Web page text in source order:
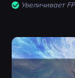
Увеличивает